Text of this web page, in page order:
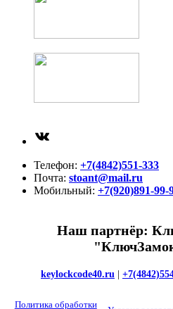
Телефон: +7(4842)551-333
Почта: stoant@mail.ru
Мобильный: +7(920)891-99-
Наш партнёр:
keylockcode40.ru |
Политика обработки